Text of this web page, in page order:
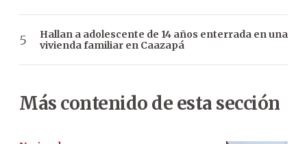
Hallan a adolescente de 14 años enterrada en una
vivienda familiar en Caazapá
Más contenido de esta sección